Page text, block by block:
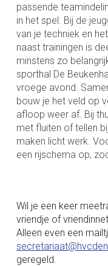
passende
in het spel. Bij de
van je techniek en
naast trainingen is
minstens zo
sporthal De
vroege avond.
bouw je het veld op
afloop weer af. Bij
met fluiten of tellen
maken licht werk.
een rijschema op,
Wil je een keer
vriendje of
Alleen even een
geregeld.